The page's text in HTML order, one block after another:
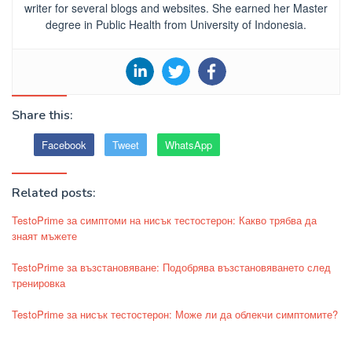
writer for several blogs and websites. She earned her Master
degree in Public Health from University of Indonesia.
Share this:
Facebook Tweet WhatsApp
Related posts:
TestoPrime за симптоми на нисък тестостерон: Какво трябва да
знаят мъжете
TestoPrime за възстановяване: Подобрява възстановяването след
тренировка
TestoPrime за нисък тестостерон: Може ли да облекчи симптомите?